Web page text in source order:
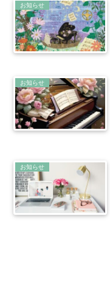
お知らせ
お知らせ
お知らせ